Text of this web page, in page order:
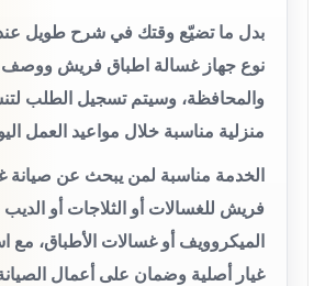
بدل ما تضيّع وقتك في شرح طويل عند
نوع جهاز غسالة اطباق فريش
والمحافظة، وسيتم تسجيل الطلب
منزلية مناسبة خلال مواعيد العمل
الخدمة مناسبة لمن يبحث عن صيانة
فريش للغسالات أو الثلاجات أو الديب
الميكروويف أو غسالات الأطباق، مع
غيار أصلية وضمان على أعمال